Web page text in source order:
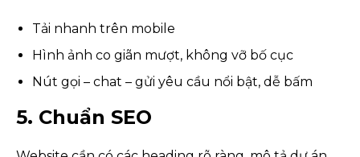
Tải nhanh trên mobile
Hình ảnh co giãn mượt, không vỡ bố cục
Nút gọi – chat – gửi yêu cầu nổi bật, dễ bấm
5. Chuẩn SEO